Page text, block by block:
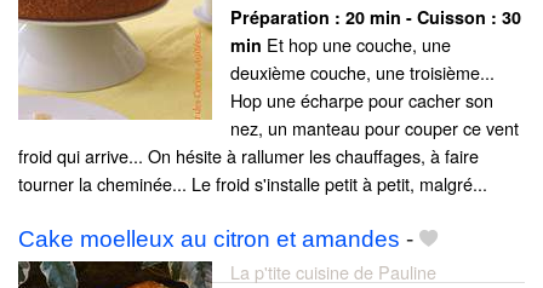
Préparation : 20 min - Cuisson : 30
min Et hop une couche, une
deuxième couche, une troisième...
Hop une écharpe pour cacher son
nez, un manteau pour couper ce vent
froid qui arrive... On hésite à rallumer les chauffages, à faire
tourner la cheminée... Le froid s'installe petit à petit, malgré...
Cake moelleux au citron et amandes -
La p'tite cuisine de Pauline